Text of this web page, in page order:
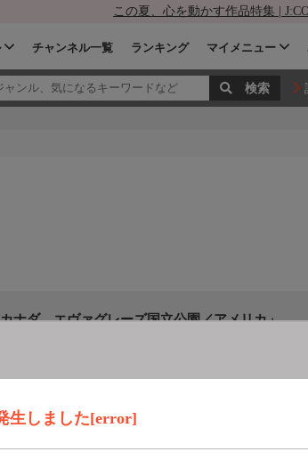
この夏、心を動かす作品特集 |
チャンネル一覧 ランキング マイメニュー
生しました[error]
ダ、エヴァグレーズ国立公園／アメリカ」